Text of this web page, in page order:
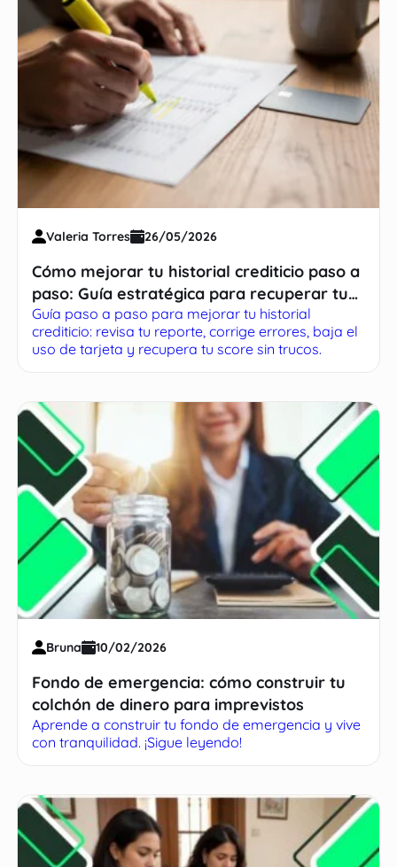
Valeria Torres 26/05/2026
Cómo mejorar tu historial crediticio paso a
paso: Guía estratégica para recuperar tu
salud financiera
Guía paso a paso para mejorar tu historial
crediticio: revisa tu reporte, corrige errores, baja el
uso de tarjeta y recupera tu score sin trucos.
Bruna 10/02/2026
Fondo de emergencia: cómo construir tu
colchón de dinero para imprevistos
Aprende a construir tu fondo de emergencia y vive
con tranquilidad. ¡Sigue leyendo!